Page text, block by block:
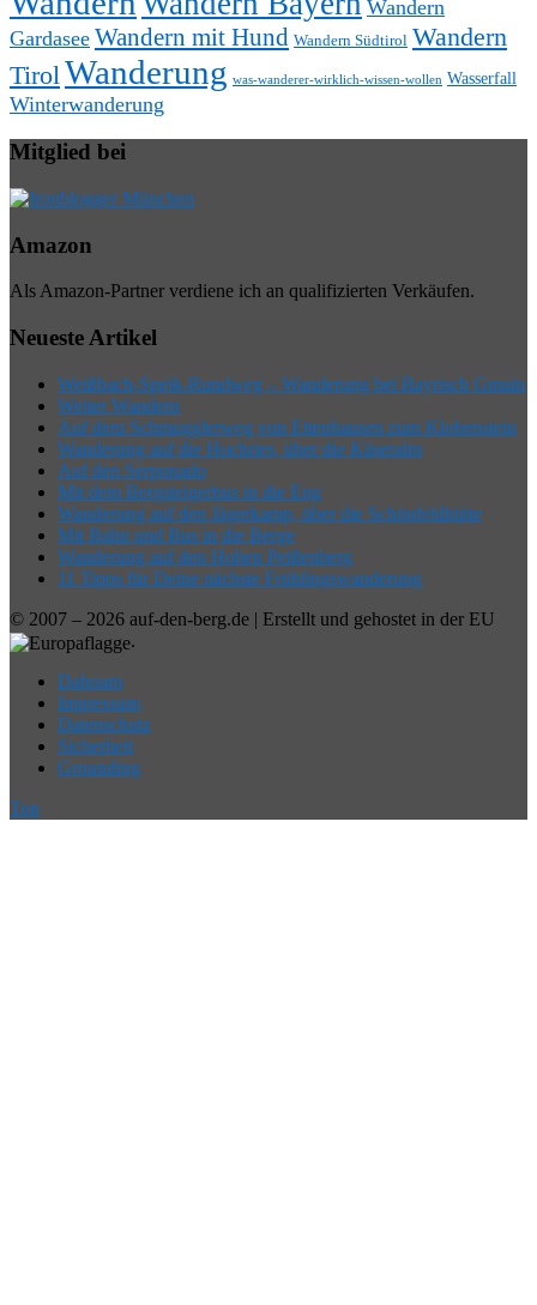
Wandern
Gardasee Wandern mit Hund Wandern Südtirol Wandern
Tirol Wanderung was-wanderer-wirklich-wissen-wollen Wasserfall
Winterwanderung
Mitglied bei
Amazon
Als Amazon-Partner verdiene ich an qualifizierten Verkäufen.
Neueste Artikel
Weißbach-Speik-Rundweg – Wanderung bei Bayrisch Gmain
Weiter Wandern
Auf dem Schmugglerweg von Ettenhausen zum Klobenstein
Wanderung auf die Hochries, über die Käseralm
Auf den Serponado
Mit dem Bergsteigerbus in die Eng
Wanderung auf den Jägerkamp, über die Schönfeldhütte
Mit Bahn und Bus in die Berge
Wanderung auf den Hohen Peißenberg
11 Tipps für Deine nächste Frühlingswanderung
© 2007 – 2026 auf-den-berg.de | Erstellt und gehostet in der EU
.
Dahoam
Impressum
Datenschutz
Sicherheit
Grounding
Top